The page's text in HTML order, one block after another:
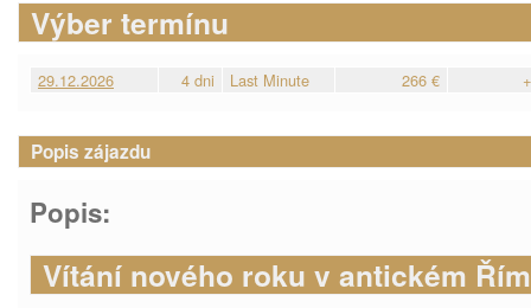
Výber termínu
29.12.2026 4 dni Last Minute 266 €
Popis zájazdu
Popis:
Vítání nového roku v antickém